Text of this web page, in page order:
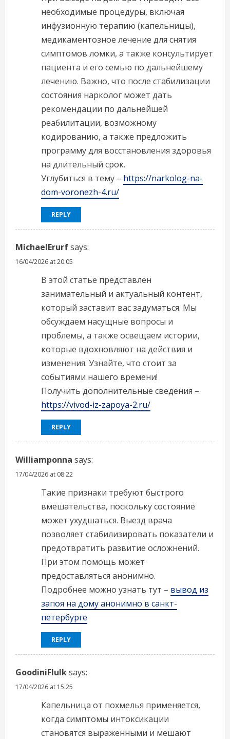
необходимые процедуры, включая
инфузионную терапию (капельницы),
медикаментозное лечение для снятия
симптомов ломки, а также консультирует
пациента и его семью по дальнейшему
лечению. Важно, что после стабилизации
состояния нарколог может дать
рекомендации по дальнейшей
реабилитации, возможному
кодированию, а также предложить
программу для восстановления здоровья
на длительный срок.
Углубиться в тему – https://narkolog-na-
dom-voronezh-4.ru/
REPLY
MichaelErurfsays:
16/04/2026 at 20:05
В этой статье представлен
занимательный и актуальный контент,
который заставит вас задуматься. Мы
обсуждаем насущные вопросы и
проблемы, а также освещаем истории,
которые вдохновляют на действия и
изменения. Узнайте, что стоит за
событиями нашего времени!
Получить дополнительные сведения –
https://vivod-iz-zapoya-2.ru/
REPLY
Williamponna says:
17/04/2026 at 08:22
Такие признаки требуют быстрого
вмешательства, поскольку состояние
может ухудшаться. Выезд врача
позволяет стабилизировать показатели и
предотвратить развитие осложнений.
При этом помощь может
предоставляться анонимно.
Подробнее можно узнать тут – вывод из
запоя на дому анонимно в санкт-
петербурге
REPLY
GoodiniFlulksays:
17/04/2026 at 15:25
Капельница от похмелья применяется,
когда симптомы интоксикации
становятся выраженными и мешают